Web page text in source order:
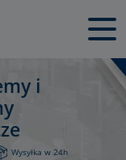
i
Wysyłka w 24h